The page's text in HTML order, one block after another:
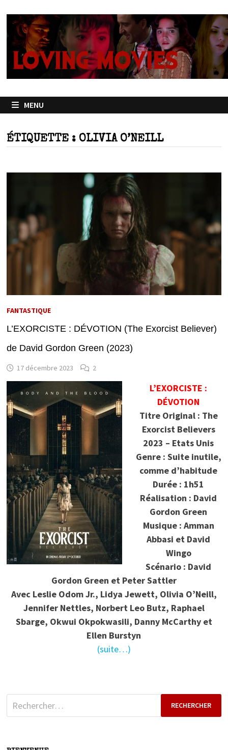
contenu
MENU
ÉTIQUETTE : OLIVIA O’NEILL
FANTASTIQUE
L’EXORCISTE : DÉVOTION (The Exorcist Believer)
de David Gordon Green (2023)
17 décembre 2023 2
L’EXORCISTE :
DÉVOTION
Titre Original : The
Exorcist Believers
2023 – Etats Unis
Genre : Suite inutile,
comme d’habitude
Durée : 1h51
Réalisation : David
Gordon Green
Musique : Amman
Abbasi et David
Wingo
Scénario : David
Gordon Green et Peter Sattler
Avec Leslie Odom Jr., Lidya Jewett, Olivia O’Neill,
Jennifer Nettles, Norbert Leo Butz, Raphael
Sbarge, Okwui Okpokwasili, Danny McCarthy et
Ellen Burstyn
(suite…)
Rechercher :